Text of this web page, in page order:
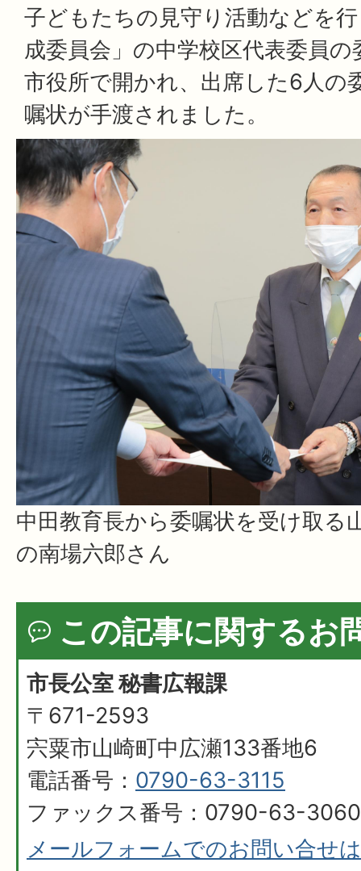
子どもたちの見守り活動などを
成委員会」の中学校区代表委員の
市役所で開かれ、出席した6人の
嘱状が手渡されました。
中田教育長から委嘱状を受け取る
の南場六郎さん
この記事に関するお
市長公室 秘書広報課
〒671-2593
宍粟市山崎町中広瀬133番地6
電話番号： 0790-63-3115
ファックス番号：0790-63-3060
メールフォームでのお問い合せ